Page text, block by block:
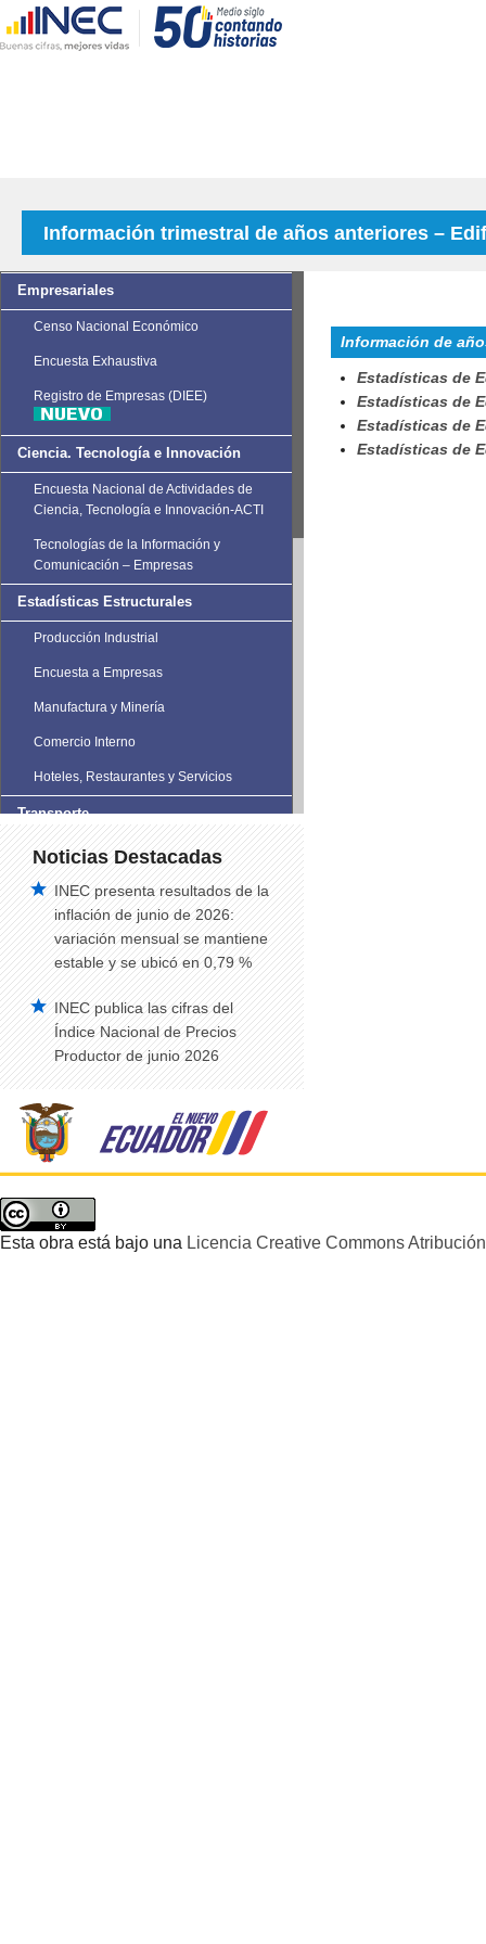
Información trimestral de años anteriores –
Empresariales
Censo Nacional Económico
Encuesta Exhaustiva
Registro de Empresas (DIEE)
Ciencia. Tecnología e Innovación
Encuesta Nacional de Actividades de
Ciencia, Tecnología e Innovación-ACTI
Tecnologías de la Información y
Comunicación – Empresas
Estadísticas Estructurales
Producción Industrial
Encuesta a Empresas
Manufactura y Minería
Comercio Interno
Hoteles, Restaurantes y Servicios
Transporte
Estadísticas de Transporte
Vehículos Matriculados
Siniestros de Tránsito
Siniestros de tránsito trimestral
Vehículos Matriculados – Serie Histórica
2008-2014
Construcción
Edificaciones Anual
Índice de Precios de la Construcción –
IPCO
Estadísticas de Síntesis
Noticias Destacadas
INEC presenta resultados de la
inflación de junio de 2026:
variación mensual se mantiene
estable y se ubicó en 0,79 %
INEC publica las cifras del
Índice Nacional de Precios
Productor de junio 2026
Información de
Estadísticas de
Estadísticas de
Estadísticas de
Estadísticas de
Esta obra está bajo una Licencia Creative Commons